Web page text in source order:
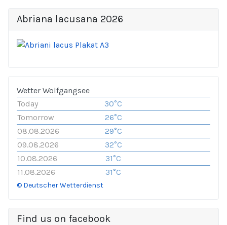
Abriana lacusana 2026
Wetter Wolfgangsee
Today
30°C
Tomorrow
26°C
08.08.2026
29°C
09.08.2026
32°C
10.08.2026
31°C
11.08.2026
31°C
© Deutscher Wetterdienst
Find us on facebook